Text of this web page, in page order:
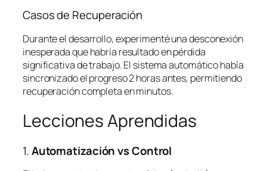
Casos de Recuperación
Durante el desarrollo, experimenté una desconexión
inesperada que habría resultado en pérdida
significativa de trabajo. El sistema automático había
sincronizado el progreso 2 horas antes, permitiendo
recuperación completa en minutos.
Lecciones Aprendidas
1.Automatización vs Control